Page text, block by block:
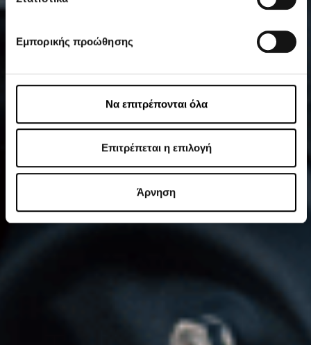
Εμπορικής προώθησης
Να επιτρέπονται όλα
Επιτρέπεται η επιλογή
Άρνηση